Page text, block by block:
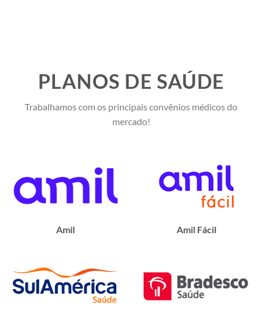
PLANOS DE SAÚDE
Trabalhamos com os principais convênios médicos do
mercado!
Amil Amil Fácil